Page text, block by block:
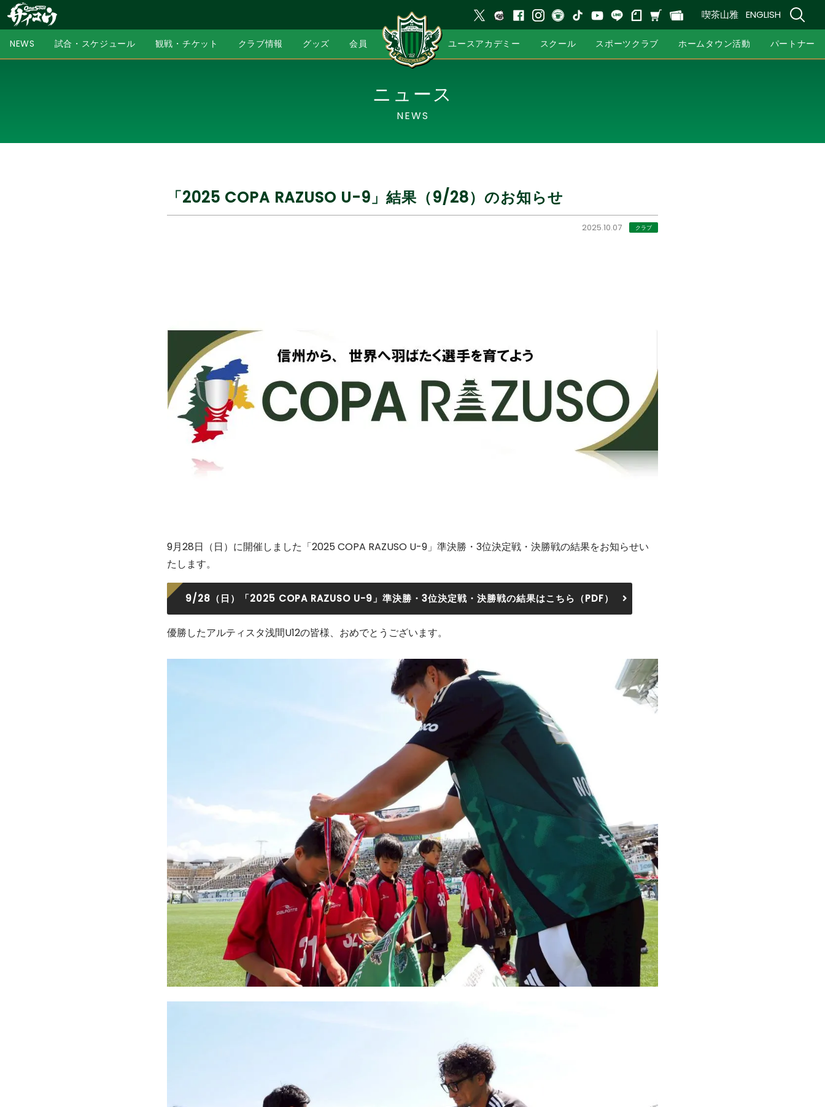
喫茶山雅 ENGLISH
NEWS 試合・スケジュール 観戦・チケット クラブ情報 グッズ 会員 ユースアカデミー スクール スポーツクラブ ホームタウン活動 パートナー
ニュース
NEWS
「2025 COPA RAZUSO U-9」結果（9/28）のお知らせ
2025.10.07 クラブ
9月28日（日）に開催しました「2025 COPA RAZUSO U-9」準決勝・3位決定戦・決勝戦の結果をお知らせい
たします。
9/28（日）「2025 COPA RAZUSO U-9」準決勝・3位決定戦・決勝戦の結果はこちら（PDF）
優勝したアルティスタ浅間U12の皆様、おめでとうございます。